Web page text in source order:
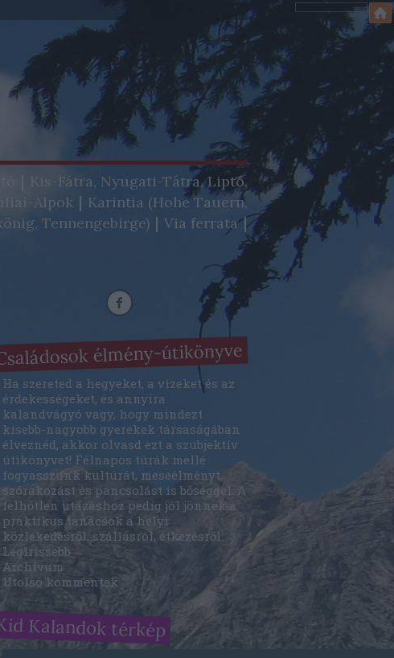
Kis-Fátra, Nyugati-Tátra, Liptó,
Alpok
Karintia (Hohe Tauern,
Tennengebirge) Via ferrata
élmény-útikönyve
Ha szereted a hegyeket, a vizeket és az
érdekességeket, és annyira
kalandvágyó vagy, hogy mindezt
kisebb-nagyobb gyerekek társaságában
élveznéd, akkor olvasd ezt a szubjektív
útikönyvet! Félnapos túrák mellé
fogyasszunk kultúrát, meseélményt,
szórakozást és pancsolást is bőséggel. A
felhőtlen utazáshoz pedig jól jönnek a
praktikus tanácsok a helyi
közlekedésről, szállásról, étkezésről.
Legfrissebb
Archívum
Utolsó kommentek
Kalandok térkép